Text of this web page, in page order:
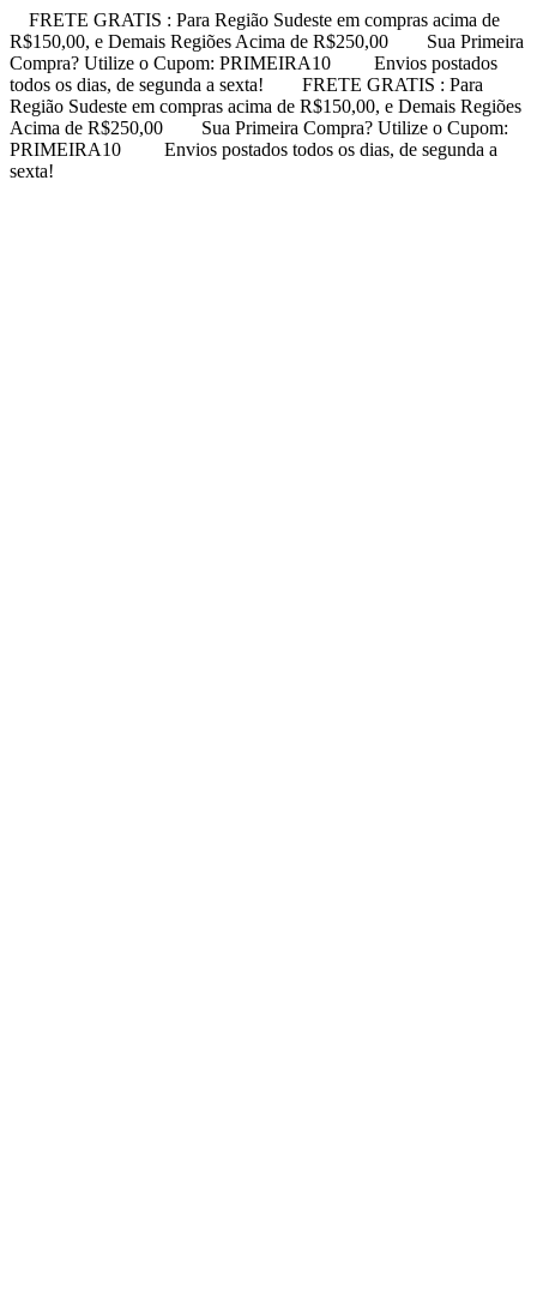
FRETE GRATIS : Para Região Sudeste em compras acima de
R$150,00, e Demais Regiões Acima de R$250,00
Sua Primeira
Compra? Utilize o Cupom: PRIMEIRA10
Envios postados
todos os dias, de segunda a sexta!
FRETE GRATIS : Para
Região Sudeste em compras acima de R$150,00, e Demais Regiões
Acima de R$250,00
Sua Primeira Compra? Utilize o Cupom:
PRIMEIRA10
Envios postados todos os dias, de segunda a
sexta!